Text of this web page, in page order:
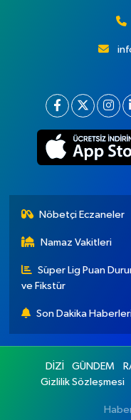
Nöbetçi Eczaneler
Namaz Vakitleri
Süper Lig Puan
ve Fikstür
Son Dakika
DİZİ GÜNDEM
Gizlilik Sözleşmesi
Haber